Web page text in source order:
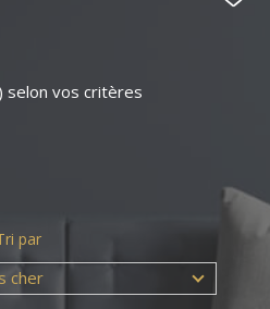
selon vos critères
par
cher